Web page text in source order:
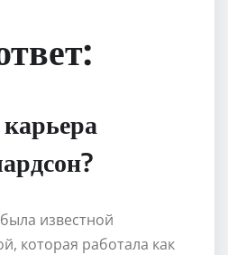
известной
которая работала как